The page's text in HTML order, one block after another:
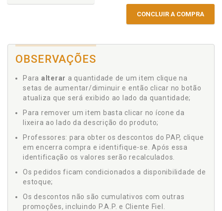
CONCLUIR A COMPRA
OBSERVAÇÕES
Para alterar a quantidade de um item clique na
setas de aumentar/diminuir e então clicar no botão
atualiza que será exibido ao lado da quantidade;
Para remover um item basta clicar no ícone da
lixeira ao lado da descrição do produto;
Professores: para obter os descontos do PAP, clique
em encerra compra e identifique-se. Após essa
identificação os valores serão recalculados.
Os pedidos ficam condicionados a disponibilidade de
estoque;
Os descontos não são cumulativos com outras
promoções, incluindo P.A.P. e Cliente Fiel.